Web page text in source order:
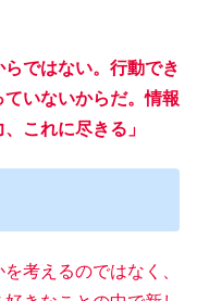
らではない。行動でき
いないからだ。情報
これに尽きる」
考えるのではなく、